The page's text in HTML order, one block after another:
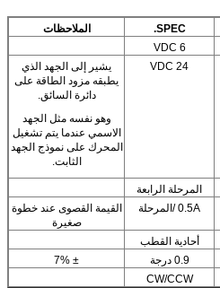
SPEC.
الملاحظات
6 VDC
24 VDC
يشير إلى الجهد الذي
يطبقه مزود الطاقة على
دائرة السائق.
وهو نفسه مثل الجهد
الاسمي عندما يتم تشغيل
المحرك على نموذج الجهد
الثابت.
المرحلة الرابعة
0.5A /المرحلة
القيمة القصوى عند خطوة
صغيرة
أحادية القطب
0.9 درجة
± 7%
CW/CCW